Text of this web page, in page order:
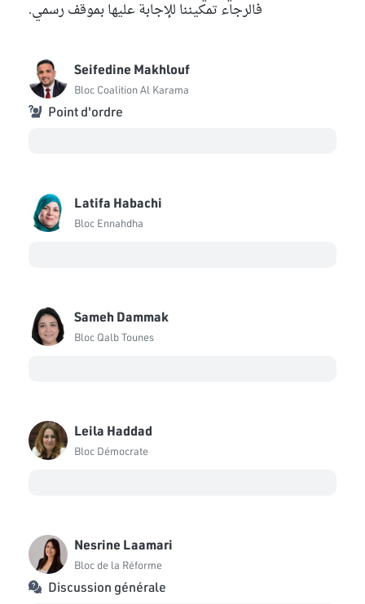
فالرجاء تمكيننا للإجابة عليها بموقف رسمي.
Seifedine Makhlouf
Bloc Coalition Al Karama
Point d'ordre
Latifa Habachi
Bloc Ennahdha
Sameh Dammak
Bloc Qalb Tounes
Leila Haddad
Bloc Démocrate
Nesrine Laamari
Bloc de la Réforme
Discussion générale